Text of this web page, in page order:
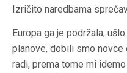
Izričito naredbama
Europa ga je podržala,
planove, dobili smo novce
radi, prema tome mi